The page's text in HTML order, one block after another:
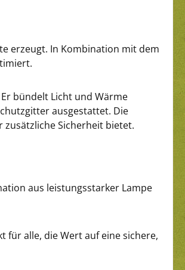
erzeugt. In Kombination mit dem
bündelt Licht und Wärme
ausgestattet. Die
Sicherheit bietet.
aus leistungsstarker Lampe
für alle, die Wert auf eine sichere,